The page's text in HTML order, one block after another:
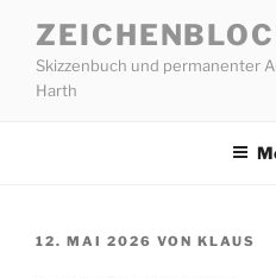
Inhalt
springen
Skizzenbuch und permanenter
Harth
VERÖFFENTLICHT
12. MAI 2026 VON KLAUS